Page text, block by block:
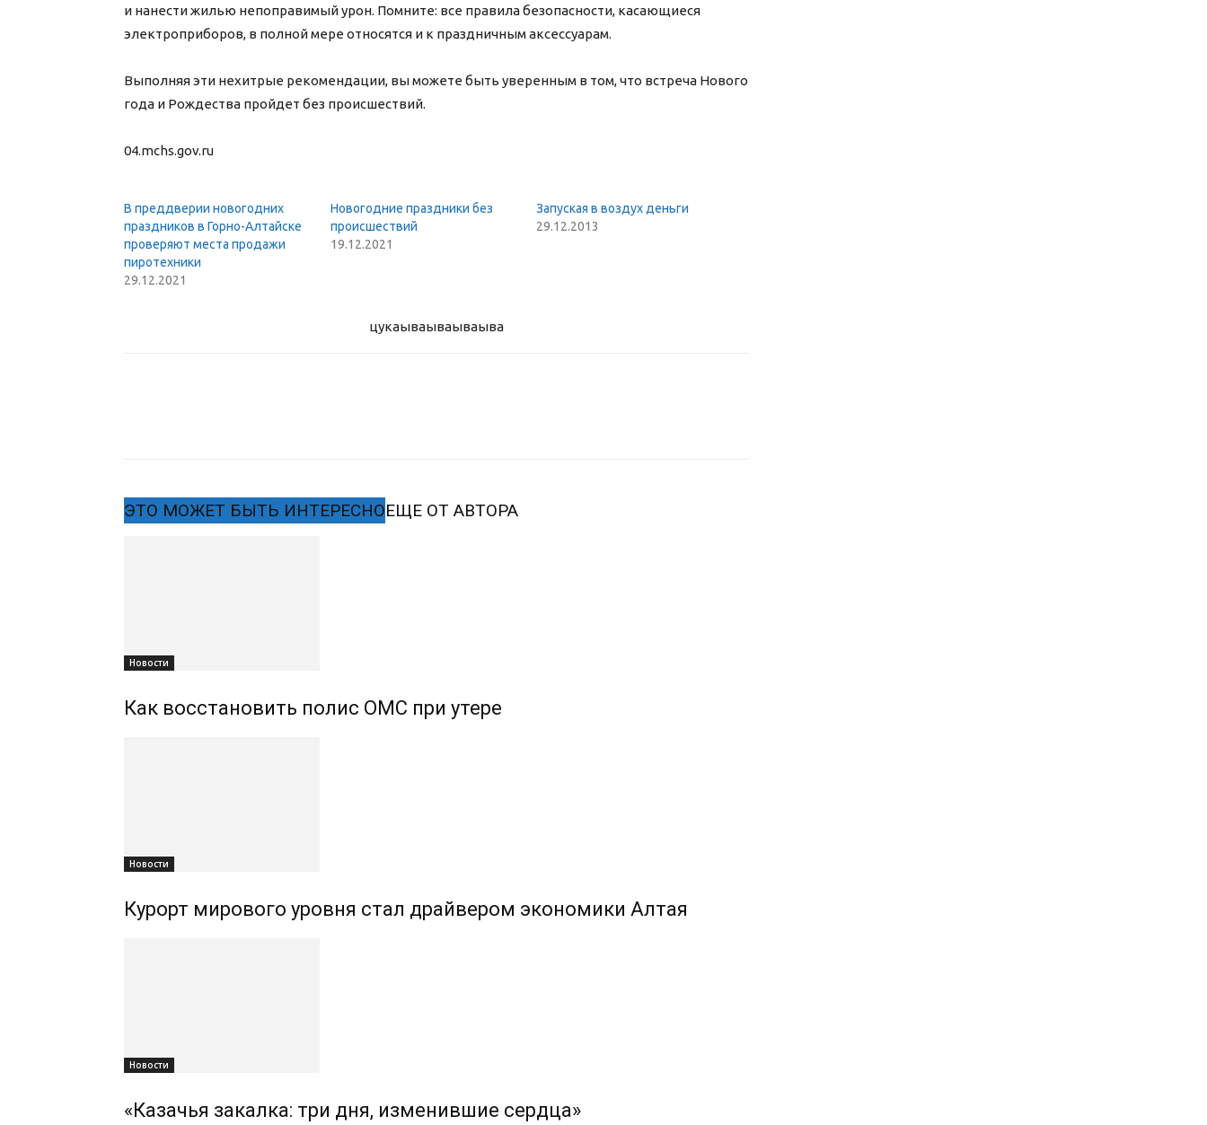
и нанести жилью непоправимый урон. Помните: все правила безопасности, касающиеся
электроприборов, в полной мере относятся и к праздничным аксессуарам.
Выполняя эти нехитрые рекомендации, вы можете быть уверенным в том, что встреча Нового
года и Рождества пройдет без происшествий.
04.mchs.gov.ru
В преддверии новогодних
праздников в Горно-Алтайске
проверяют места продажи
пиротехники
29.12.2021
Новогодние праздники без
происшествий
19.12.2021
Запуская в воздух деньги
29.12.2013
цукаываываываыва
ЭТО МОЖЕТ БЫТЬ ИНТЕРЕСНОЕЩЕ ОТ АВТОРА
Новости
Как восстановить полис ОМС при утере
Новости
Курорт мирового уровня стал драйвером экономики Алтая
Новости
«Казачья закалка: три дня, изменившие сердца»